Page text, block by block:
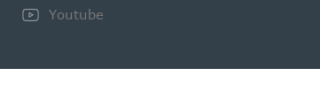
Youtube